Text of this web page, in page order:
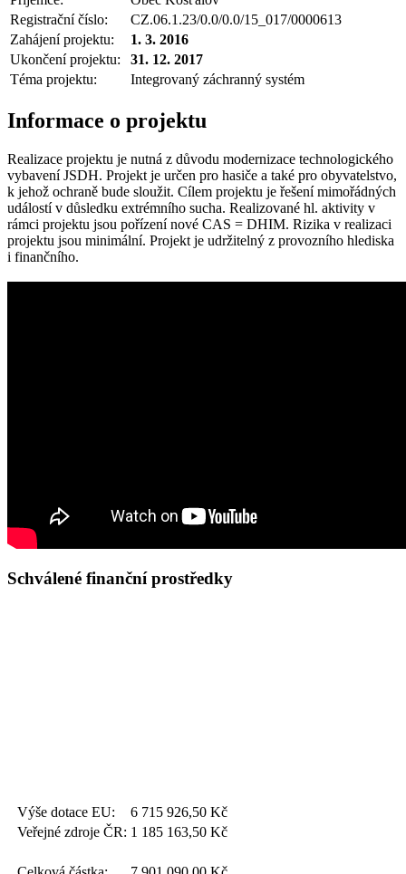
Registrační číslo:
CZ.06.1.23/0.0/0.0/15_017/0000613
Zahájení projektu:
1. 3. 2016
Ukončení projektu:
31. 12. 2017
Téma projektu:
Integrovaný záchranný systém
Informace o projektu
Realizace projektu je nutná z důvodu modernizace technologického
vybavení JSDH. Projekt je určen pro hasiče a také pro obyvatelstvo,
k jehož ochraně bude sloužit. Cílem projektu je řešení mimořádných
událostí v důsledku extrémního sucha. Realizované hl. aktivity v
rámci projektu jsou pořízení nové CAS = DHIM. Rizika v realizaci
projektu jsou minimální. Projekt je udržitelný z provozního hlediska
i finančního.
Schválené finanční prostředky
Výše dotace EU: 6 715 926,50 Kč
Veřejné zdroje ČR: 1 185 163,50 Kč